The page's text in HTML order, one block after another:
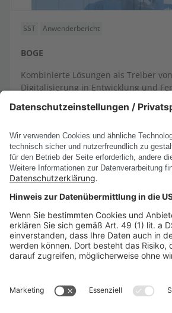
SST Anwenderbericht
BOGE
Kombinierte Lösungen als Treiber
Digitalisierung in Entwicklung und